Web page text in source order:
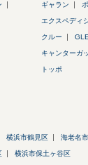
ギャラン
エクスペディ
クルー GLE
キャンターガ
トッポ
横浜市鶴見区 海老名市
横浜市保土ヶ谷区